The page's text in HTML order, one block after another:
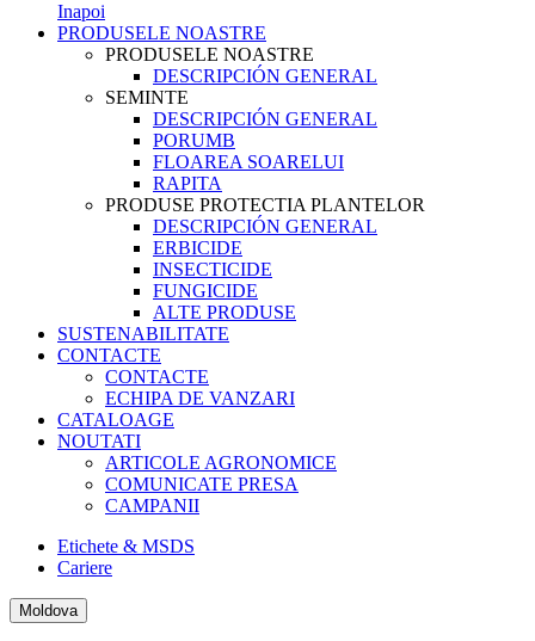
Inapoi
PRODUSELE NOASTRE
PRODUSELE NOASTRE
DESCRIPCIÓN GENERAL
SEMINTE
DESCRIPCIÓN GENERAL
PORUMB
FLOAREA SOARELUI
RAPITA
PRODUSE PROTECTIA PLANTELOR
DESCRIPCIÓN GENERAL
ERBICIDE
INSECTICIDE
FUNGICIDE
ALTE PRODUSE
SUSTENABILITATE
CONTACTE
CONTACTE
ECHIPA DE VANZARI
CATALOAGE
NOUTATI
ARTICOLE AGRONOMICE
COMUNICATE PRESA
CAMPANII
Etichete & MSDS
Cariere
Moldova